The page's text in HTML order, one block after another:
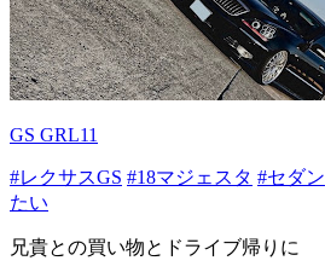
GS GRL11
#レクサスGS #18マジェスタ #セダン
たい
兄貴との買い物とドライブ帰りに